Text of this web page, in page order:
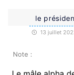
le
13 juillet
Note :